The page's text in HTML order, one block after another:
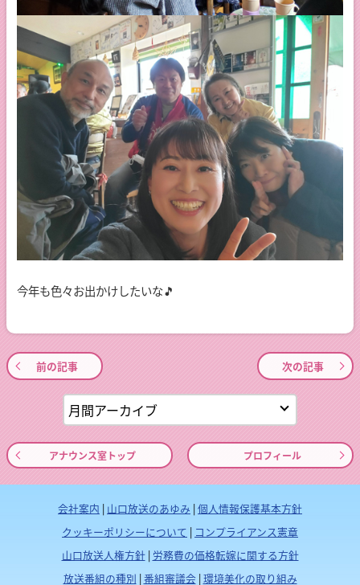
今年も色々お出かけしたいな🎵
前の記事 次の記事
アナウンス室トップ プロフィール
会社案内 | 山口放送のあゆみ |個人情報保護基本方針
クッキーポリシーについて | コンプライアンス憲章
山口放送人権方針| 労務費の価格転嫁に関する方針
放送番組の種別 |番組審議会|環境美化の取り組み